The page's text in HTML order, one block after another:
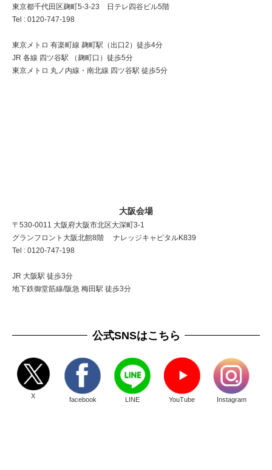
東京都千代田区麹町5-3-23 日テレ四谷ビル5階
Tel : 0120-747-198
東京メトロ 有楽町線 麹町駅（出口2）徒歩4分
JR 各線 四ツ谷駅 （麹町口）徒歩5分
東京メトロ 丸ノ内線・南北線 四ツ谷駅 徒歩5分
大阪会場
〒530-0011 大阪府大阪市北区大深町3-1
グランフロント大阪北館8階 ナレッジキャピタルK839
Tel : 0120-747-198
JR 大阪駅 徒歩3分
地下鉄御堂筋線/阪急 梅田駅 徒歩3分
公式SNSはこちら
X facebook LINE YouTube Instagram